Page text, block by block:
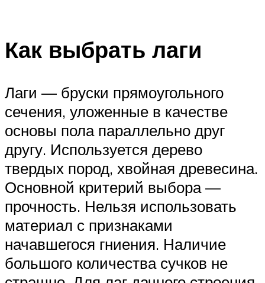
Как выбрать лаги
Лаги — бруски прямоугольного
сечения, уложенные в качестве
основы пола параллельно друг
другу. Используется дерево
твердых пород, хвойная древесина.
Основной критерий выбора —
прочность. Нельзя использовать
материал с признаками
начавшегося гниения. Наличие
большого количества сучков не